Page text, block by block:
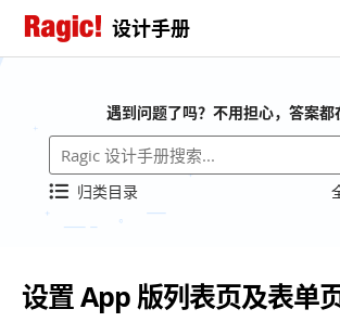
设计手册
遇到问题了吗？不用担心，答案都
归类目录
设置 App 版列表页及表单